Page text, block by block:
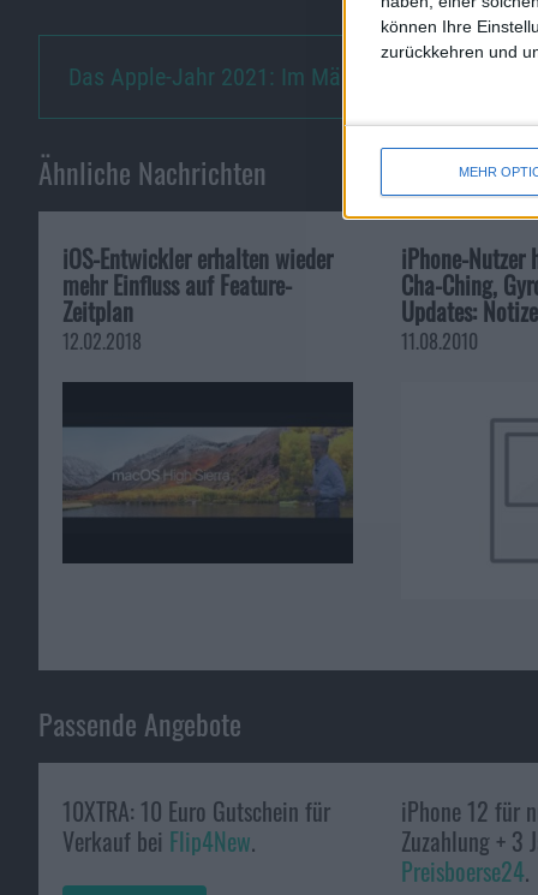
können Ihre
zurückkehren und
MEHR
Das Apple-Jahr 2021: Im März …
Ähnliche Nachrichten
iOS-Entwickler erhalten wieder
mehr Einfluss auf Feature-
Zeitplan
12.02.2018
iPhone-Nutzer
Cha-Ching,
Updates:
11.08.2010
Passende Angebote
10XTRA: 10 Euro Gutschein für
Verkauf bei Flip4New.
iPhone 12 für
Zuzahlung + 3
Preisboerse24.